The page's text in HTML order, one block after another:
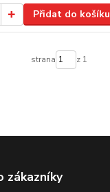
Přidat do košíku
strana z 1
zákazníky